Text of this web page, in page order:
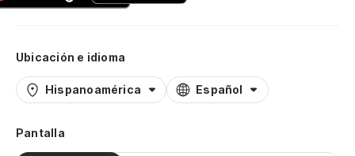
Ubicación e idioma
Hispanoamérica Español
Pantalla